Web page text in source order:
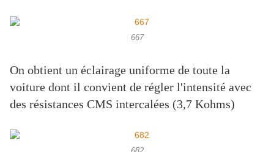
667
On obtient un éclairage uniforme de toute la
voiture dont il convient de régler l'intensité avec
des résistances CMS intercalées (3,7 Kohms)